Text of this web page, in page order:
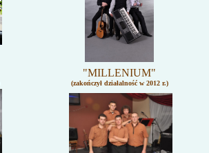
"MILLENIUM"
(zakończył działalność w 2012 r.)